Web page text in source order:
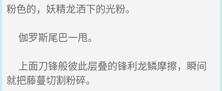
粉色的，妖精龙洒下的光粉。
伽罗斯尾巴一甩。
上面刀锋般彼此层叠的锋利龙鳞摩擦，瞬间
就把藤蔓切割粉碎。